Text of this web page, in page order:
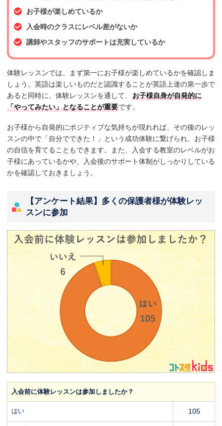
お子様が楽しめているか
入会時のクラスにレベル差がないか
講師やスタッフのサポートは充実しているか
体験レッスンでは、まず第一にお子様が楽しめているかを確認しま
しょう。英語は楽しいものだと認識することが英語上達の第一歩で
あると同時に、体験レッスンを通して、 お子様自身が自発的に
「やってみたい」となることが重要です。
お子様から自発的にポジティブな気持ちが現れれば、その後のレッ
スンの中で「自分でできた！」という成功体験に繋げられ、お子様
の自信を育てることもできます。また、入会する教室のレベルがお
子様にあっているかや、入会後のサポート体制がしっかりしている
かを確認しておきましょう。
【アンケート結果】多くの保護者様が体験レッ
スンに参加
入会前に体験レッスンは参加しましたか？
はい 105